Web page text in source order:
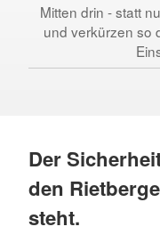
Mitten drin - statt
und verkürzen so
Der
den
steht.